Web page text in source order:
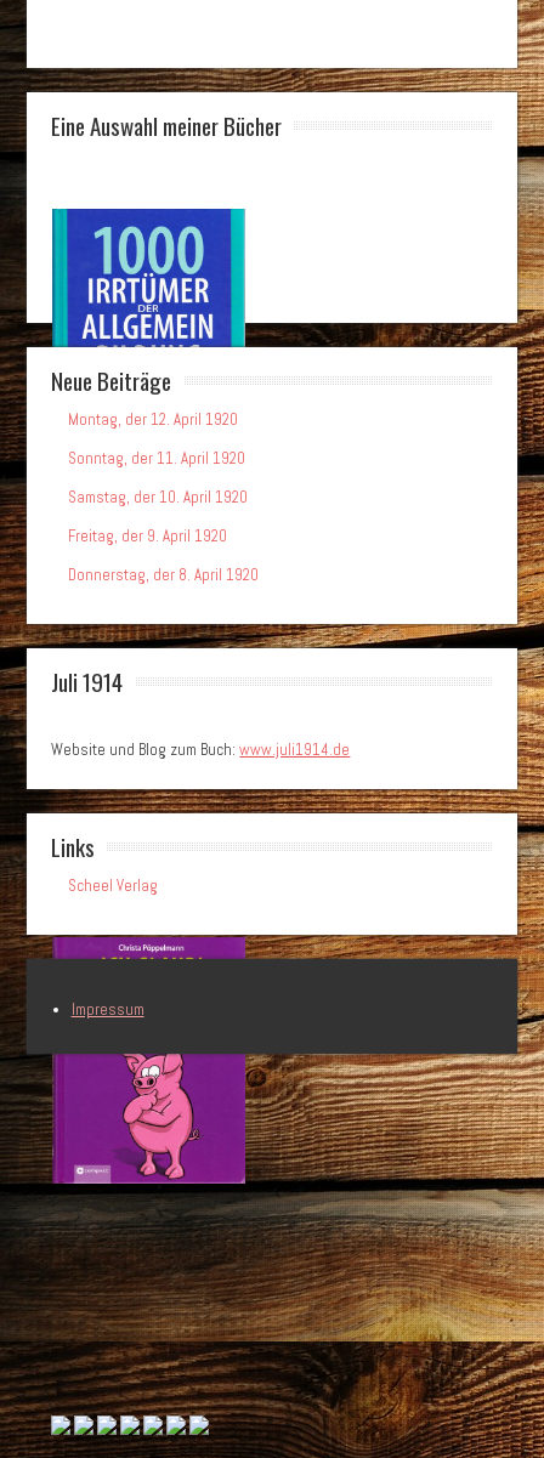
Eine Auswahl meiner Bücher
Neue Beiträge
Montag, der 12. April 1920
Sonntag, der 11. April 1920
Samstag, der 10. April 1920
Freitag, der 9. April 1920
Donnerstag, der 8. April 1920
Juli 1914
Website und Blog zum Buch:www.juli1914.de
Links
Scheel Verlag
Impressum